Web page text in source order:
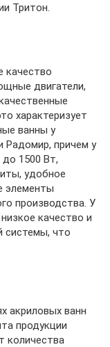
Тритон.
качество
двигатели,
характеризует
ванны у
Радомир, причем у
1500 Вт,
удобное
элементы
производства. У
качество и
системы, что
акриловых ванн
продукции
количества